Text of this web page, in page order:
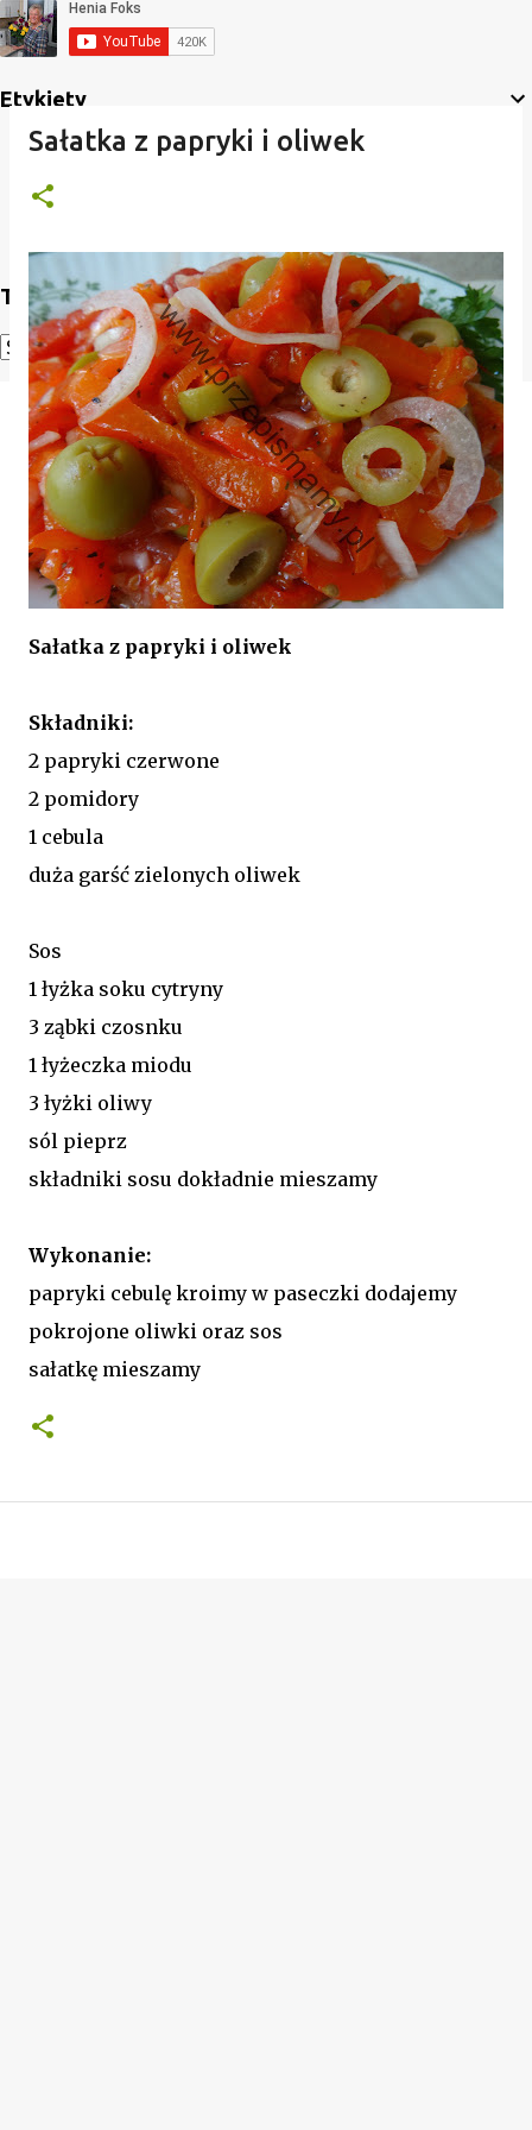
Etykiety
Translate
Powered by Translate
Sałatka z papryki i oliwek
Sałatka z papryki i oliwek
Składniki:
2 papryki czerwone
2 pomidory
1 cebula
duża garść zielonych oliwek
Sos
1 łyżka soku cytryny
3 ząbki czosnku
1 łyżeczka miodu
3 łyżki oliwy
sól pieprz
składniki sosu dokładnie mieszamy
Wykonanie:
papryki cebulę kroimy w paseczki dodajemy
pokrojone oliwki oraz sos
sałatkę mieszamy